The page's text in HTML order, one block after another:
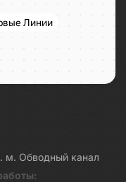
м. Обводный канал